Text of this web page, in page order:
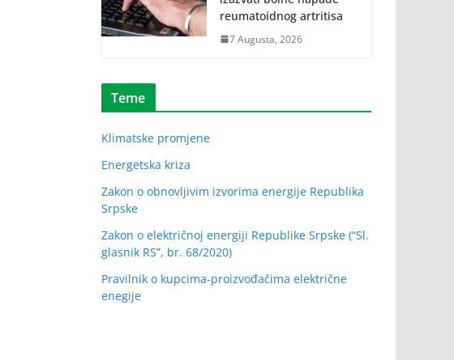
reumatoidnog artritisa
7 Augusta, 2026
Teme
Klimatske promjene
Energetska kriza
Zakon o obnovljivim izvorima energije Republika
Srpske
Zakon o električnoj energiji Republike Srpske (“Sl.
glasnik RS”, br. 68/2020)
Pravilnik o kupcima-proizvođačima električne
enegije